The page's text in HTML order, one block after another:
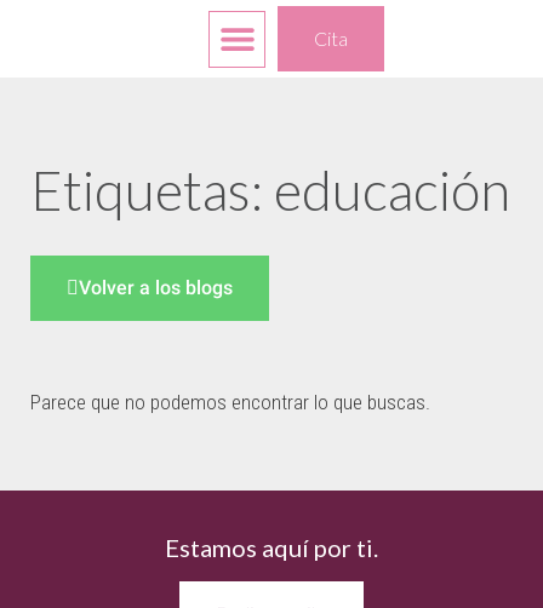
Cita
Etiquetas: educación
Volver a los blogs
Parece que no podemos encontrar lo que buscas.
Estamos aquí por ti.